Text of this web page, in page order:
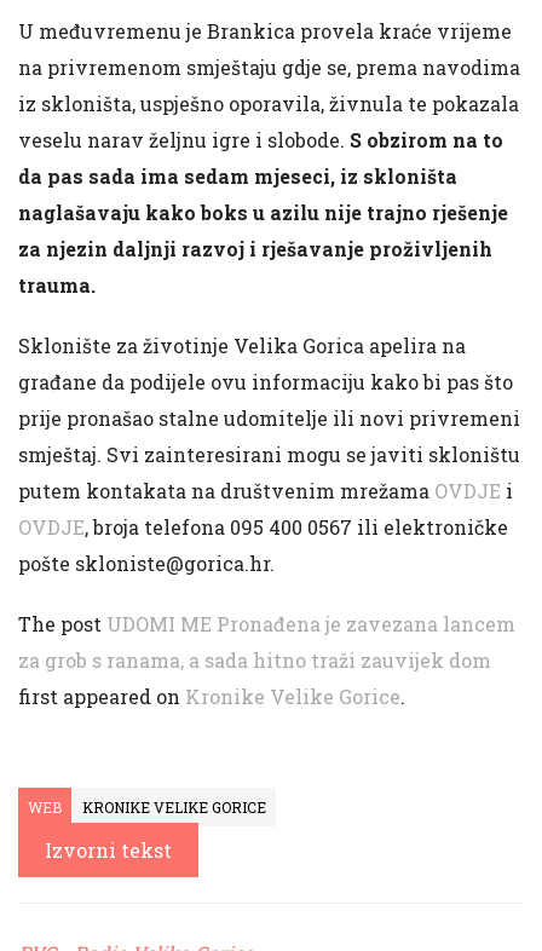
U međuvremenu je Brankica provela kraće vrijeme
na privremenom smještaju gdje se, prema navodima
iz skloništa, uspješno oporavila, živnula te pokazala
veselu narav željnu igre i slobode. S obzirom na to
da pas sada ima sedam mjeseci, iz skloništa
naglašavaju kako boks u azilu nije trajno rješenje
za njezin daljnji razvoj i rješavanje proživljenih
trauma.
Sklonište za životinje Velika Gorica apelira na
građane da podijele ovu informaciju kako bi pas što
prije pronašao stalne udomitelje ili novi privremeni
smještaj. Svi zainteresirani mogu se javiti skloništu
putem kontakata na društvenim mrežama OVDJE i
OVDJE, broja telefona 095 400 0567 ili elektroničke
pošte skloniste@gorica.hr.
The post UDOMI ME Pronađena je zavezana lancem
za grob s ranama, a sada hitno traži zauvijek dom
first appeared on Kronike Velike Gorice.
WEB KRONIKE VELIKE GORICE
Izvorni tekst